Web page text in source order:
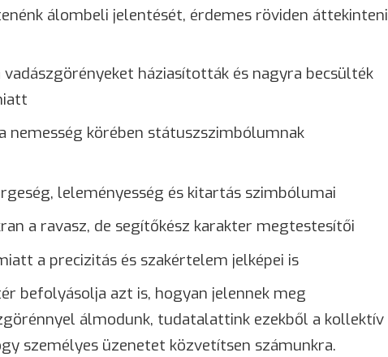
álombeli jelentését, érdemes röviden áttekinteni
háziasították és nagyra becsülték
nemesség körében státuszszimbólumnak
leleményesség és kitartás szimbólumai
a ravasz, de segítőkész karakter megtestesítői
a precizitás és szakértelem jelképei is
befolyásolja azt is, hogyan jelennek meg
álmodunk, tudatalattink ezekből a kollektív
személyes üzenetet közvetítsen számunkra.